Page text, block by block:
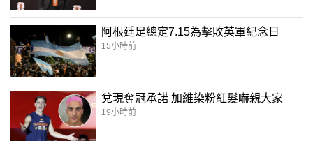
阿根廷足總定7.15為擊敗英軍紀念日
15小時前
兌現奪冠承諾 加維染粉紅髮嚇親大家
19小時前